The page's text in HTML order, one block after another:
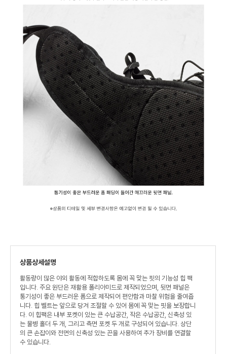
상품상세설명
활동량이 많은 야외 활동에 적합하도록 몸에 꼭 맞는 핏의 기능성 힙 팩
입니다. 주요 원단은 재활용 폴리아미드로 제작되었으며, 뒷면 패널은
통기성이 좋은 부드러운 폼으로 제작되어 편안함과 마찰 위험을 줄여줍
니다. 힙 벨트는 앞으로 당겨 조절할 수 있어 몸에 꼭 맞는 핏을 보장합니
다. 이 힙팩은 내부 포켓이 있는 큰 수납공간, 작은 수납공간, 신축성 있
는 물병 홀더 두 개, 그리고 측면 포켓 두 개로 구성되어 있습니다. 상단
의 큰 손잡이와 전면의 신축성 있는 끈을 사용하여 추가 장비를 연결할
수 있습니다.